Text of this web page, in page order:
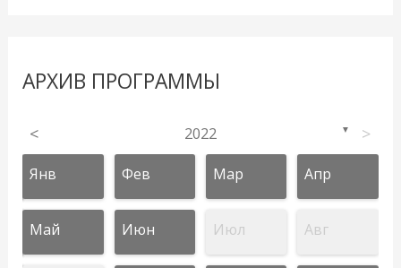
АРХИВ ПРОГРАММЫ
< 2022 ▼ >
Янв Фев Мар Апр
Май Июн Июл Авг